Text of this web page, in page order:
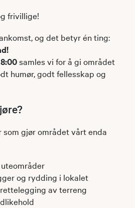
frivillige!
og det betyr én ting:
samles vi for å gi området
humør, godt fellesskap og
gjør området vårt enda
og rydding i lokalet
av terreng